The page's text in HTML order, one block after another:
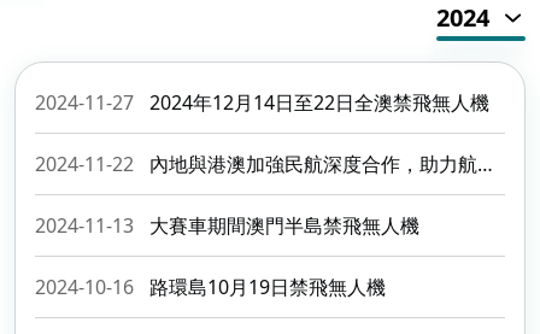
2024
2024-11-27 2024年12月14日至22日全澳禁飛無人機
2024-11-22 內地與港澳加強民航深度合作，助力航空安全發展
2024-11-13 大賽車期間澳門半島禁飛無人機
2024-10-16 路環島10月19日禁飛無人機